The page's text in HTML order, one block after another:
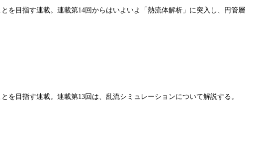
を目指す連載。連載第14回からはいよいよ「熱流体解析」に突入し、円管層
を目指す連載。連載第13回は、乱流シミュレーションについて解説する。